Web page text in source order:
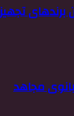
مجاهد